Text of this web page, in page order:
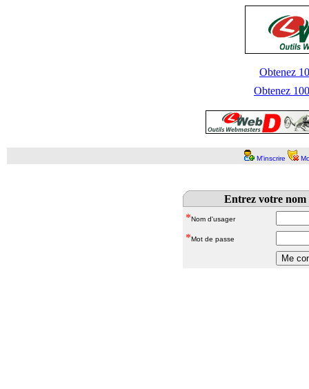
Obtenez
Obtenez
M'inscrire
Entrez votre nom
*Nom d'usager
*Mot de passe